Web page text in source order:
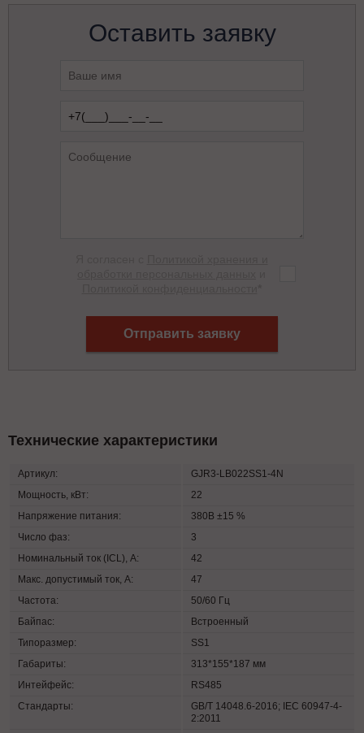
Оставить заявку
Отправить заявку
Технические характеристики
Артикул:
GJR3-LB022SS1-4N
Мощность, кВт:
22
Напряжение питания:
380В ±15 %
Число фаз:
3
Номинальный ток (ICL), А:
42
Макс. допустимый ток, А:
47
Частота:
50/60 Гц
Байпас:
Встроенный
Типоразмер:
SS1
Габариты:
313*155*187 мм
Интейфейс:
RS485
Стандарты:
GB/T 14048.6-2016; IEC 60947-4-
2:2011